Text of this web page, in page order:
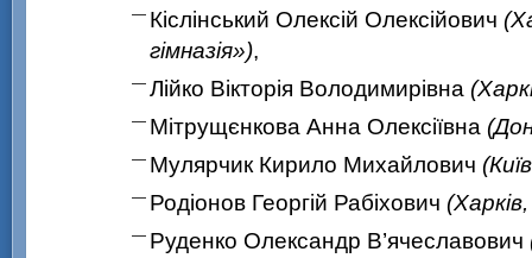
Кіслінський Олексій Олексійович
гімназія»),
Лійко Вікторія Володимирівна
Мітрущєнкова Анна Олексіївна
Мулярчик Кирило Михайлович
Родіонов Георгій Рабіхович
Руденко Олександр В’ячеславович